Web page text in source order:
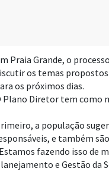
Praia Grande, o
os temas
os próximos dias.
Plano Diretor tem como
a população
e também
fazendo isso de
e Gestão da